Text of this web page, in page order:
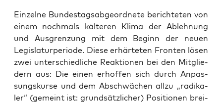
Ein­zel­ne Bun­des­tags­ab­ge­ord­ne­te berich­te­ten von
einem noch­mals käl­te­ren Kli­ma der Ableh­nung
und Aus­gren­zung mit dem Beginn der neu­en
Legis­la­tur­pe­ri­ode. Die­se erhär­te­ten Fron­ten lösen
zwei unter­schied­li­che Reak­tio­nen bei den Mit­glie­
dern aus: Die einen erhof­fen sich durch Anpas­
sungs­kur­se und dem Abschwä­chen all­zu „radi­ka­
ler“ (gemeint ist: grund­sätz­li­cher) Posi­tio­nen brei­